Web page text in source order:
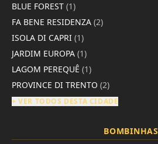
BLUE FOREST (1)
FA BENE RESIDENZA (2)
ISOLA DI CAPRI (1)
JARDIM EUROPA (1)
LAGOM PEREQUÊ (1)
PROVINCE DI TRENTO (2)
+ VER TODOS DESTA CIDADE
BOMBINHAS